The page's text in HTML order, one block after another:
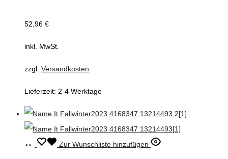
Optionen
der
werden
52,96 €
inkl. MwSt.
zzgl. Versandkosten
Lieferzeit: 2-4 Werktage
Ausführung
Dieses Zur Wunschliste hinzufügen